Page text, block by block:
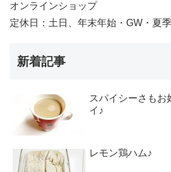
オンラインショップ
定休日：土日、年末年始・GW・夏季
新着記事
スパイシーさもお
イ♪
レモン鶏ハム♪